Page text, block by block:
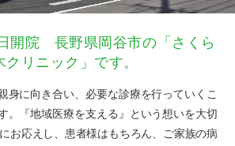
開院 長野県岡谷市の「さくら
クリニック」です。
身に向き合い、必要な診療を行っていくこ
。『地域医療を支える』という想いを大切
お応えし、患者様はもちろん、ご家族の病